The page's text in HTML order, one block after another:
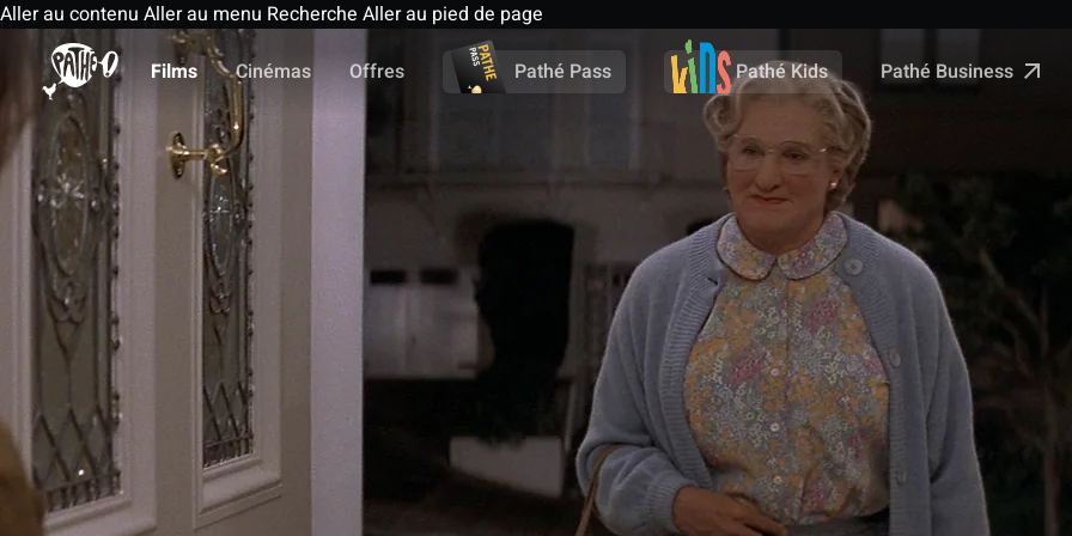
Aller au contenu Aller au menu Recherche Aller au pied de page
Films
Cinémas Offres Pathé Pass Pathé Kids Pathé Business